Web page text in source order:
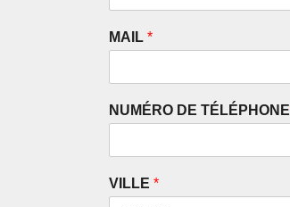
MAIL *
NUMÉRO DE TÉLÉPHONE
VILLE *